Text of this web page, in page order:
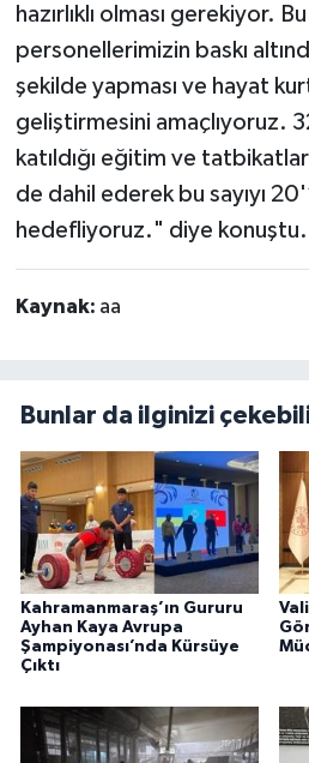
hazırlıklı olması gerekiyor.
personellerimizin baskı
şekilde yapması ve hayat
geliştirmesini amaçlıyoruz.
katıldığı eğitim ve
de dahil ederek bu sayıyı
hedefliyoruz." diye konuştu.
Kaynak: aa
Bunlar da ilginizi
Kahramanmaraş’ın Gururu
Ayhan Kaya Avrupa
Şampiyonası’nda Kürsüye
Çıktı